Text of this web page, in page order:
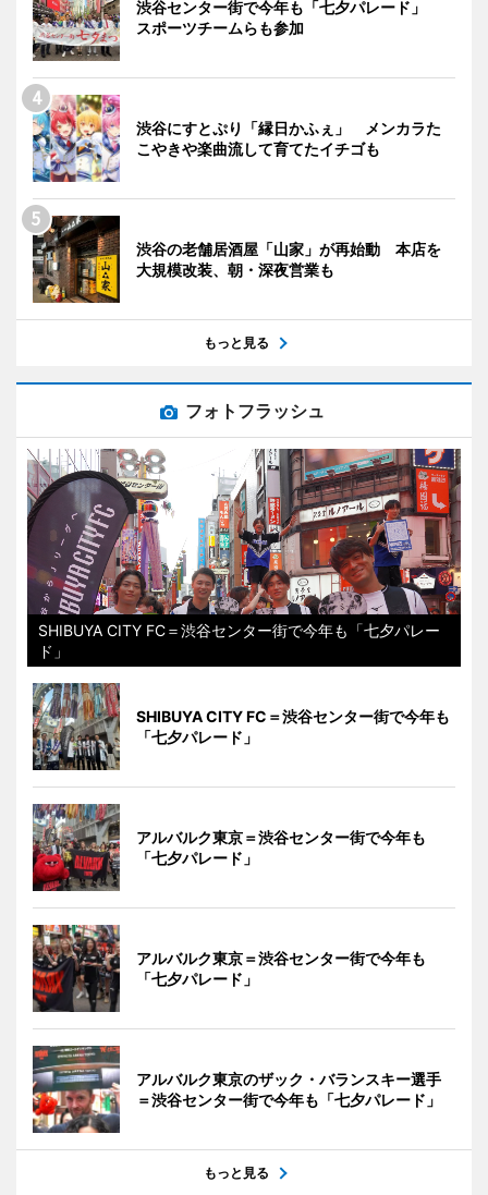
渋谷センター街で今年も「七夕パレード」
スポーツチームらも参加
渋谷にすとぷり「縁日かふぇ」 メンカラた
こやきや楽曲流して育てたイチゴも
渋谷の老舗居酒屋「山家」が再始動 本店を
大規模改装、朝・深夜営業も
もっと見る
フォトフラッシュ
SHIBUYA CITY FC＝渋谷センター街で今年も「七夕パレー
ド」
SHIBUYA CITY FC＝渋谷センター街で今年も
「七夕パレード」
アルバルク東京＝渋谷センター街で今年も
「七夕パレード」
アルバルク東京＝渋谷センター街で今年も
「七夕パレード」
アルバルク東京のザック・バランスキー選手
＝渋谷センター街で今年も「七夕パレード」
もっと見る